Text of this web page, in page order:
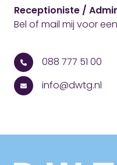
Receptioniste /
Bel of mail mij voor
088 777 51 00
info@dwtg.nl